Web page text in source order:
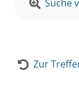
Suche
Zur